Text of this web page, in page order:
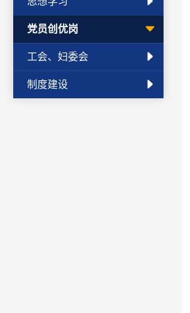
党员创优岗
工会、妇委会
制度建设